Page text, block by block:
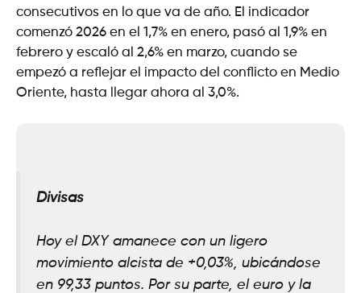
consecutivos en lo que va de año. El indicador
comenzó 2026 en el 1,7% en enero, pasó al 1,9% en
febrero y escaló al 2,6% en marzo, cuando se
empezó a reflejar el impacto del conflicto en Medio
Oriente, hasta llegar ahora al 3,0%.
Divisas
Hoy el DXY amanece con un ligero
movimiento alcista de +0,03%, ubicándose
en 99,33 puntos. Por su parte, el euro y la